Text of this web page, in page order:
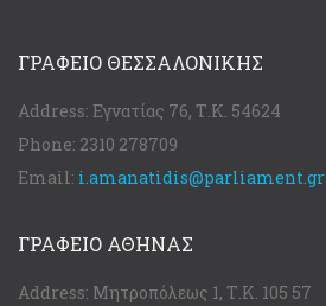
ΓΡΑΦΕΊΟ ΘΕΣΣΑΛΟΝΊΚΗΣ
Address: Εγνατίας 76, Τ.Κ. 54624
Phone: 2310 278709
Email: i.amanatidis@parliament.gr
ΓΡΑΦΕΊΟ ΑΘΉΝΑΣ
Address: Μητροπόλεως 1, Τ.Κ. 105 57